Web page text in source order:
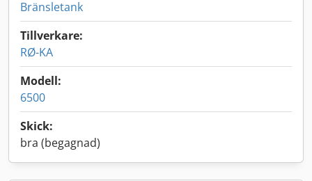
Bränsletank
Tillverkare:
RØ-KA
Modell:
6500
Skick:
bra (begagnad)